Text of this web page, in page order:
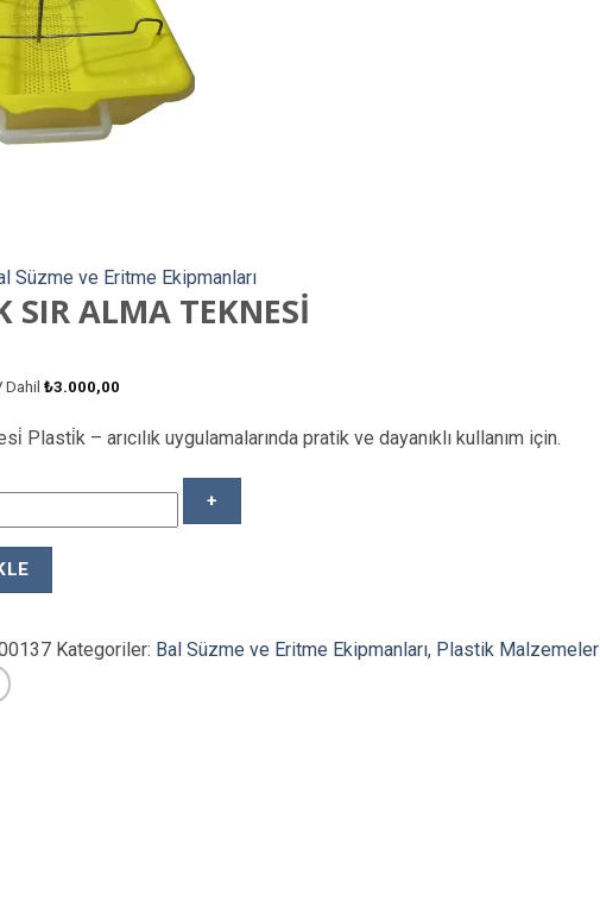
Süzme ve Eritme Ekipmanları
SIR ALMA TEKNESİ
Dahil ₺3.000,00
Plasti̇k – arıcılık uygulamalarında pratik ve dayanıklı kullanım için.
Kategoriler: Bal Süzme ve Eritme Ekipmanları, Plastik Malzemeler